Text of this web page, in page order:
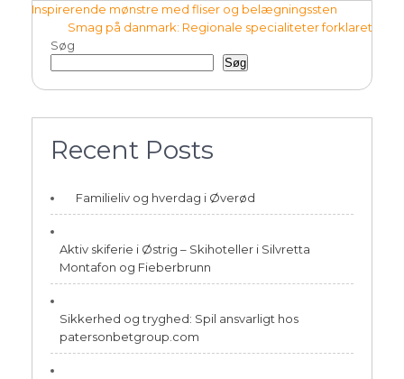
Indlægsnavigation
Inspirerende mønstre med fliser og belægningssten
Smag på danmark: Regionale specialiteter forklaret
Søg
Søg
Recent Posts
Familieliv og hverdag i Øverød
Aktiv skiferie i Østrig – Skihoteller i Silvretta
Montafon og Fieberbrunn
Sikkerhed og tryghed: Spil ansvarligt hos
patersonbetgroup.com